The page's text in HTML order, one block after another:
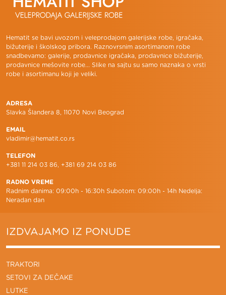
Hematit se bavi uvozom i veleprodajom galerijske robe, igračaka,
bižuterije i školskog pribora. Raznovrsnim asortimanom robe
snadbevamo: galerije, prodavnice igračaka, prodavnice bižuterije,
prodavnice mešovite robe... Slike na sajtu su samo naznaka o vrsti
robe i asortimanu koji je veliki.
ADRESA
Slavka Šlandera 8, 11070 Novi Beograd
EMAIL
vladimir@hematit.co.rs
TELEFON
+381 11 214 03 86, +381 69 214 03 86
RADNO VREME
Radnim danima: 09:00h - 16:30h Subotom: 09:00h - 14h Nedelja:
Neradan dan
IZDVAJAMO IZ PONUDE
TRAKTORI
SETOVI ZA DEČAKE
LUTKE